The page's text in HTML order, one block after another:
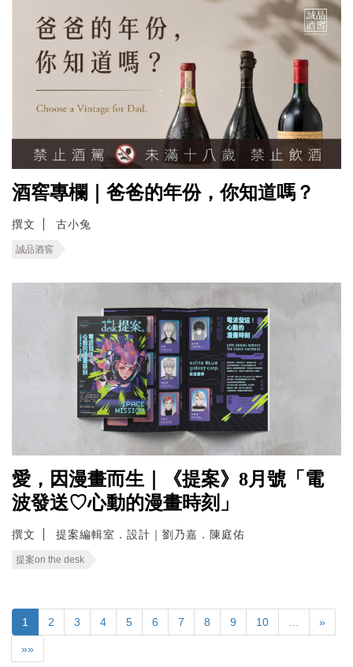
酒窖專欄｜爸爸的年份，你知道嗎？
撰文 古小兔
誠品酒窖
愛，因漫畫而生｜《提案》8月號「電
波發送♡心動的漫畫時刻」
撰文 提案編輯室．設計｜劉乃嘉．陳庭佑
提案on the desk
1 2 3 4 5 6 7 8 9 10 »
»»